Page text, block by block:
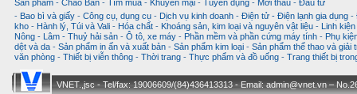
Sản phẩm - Chào Bán - Tìm mua - Khuyến mại - Tuyển dụng - Mời thầu - Đầu tư
- Bao bì và giấy - Công cụ, dụng cụ - Dịch vụ kinh doanh - Điện tử - Điện lạnh gia dụng -
kho - Hành lý, Túi và Vali - Hóa chất - Khoáng sản, kim loại và nguyên vật liệu -
Linh
Nông - Lâm - Thuỷ hải sản - Ô tô, xe máy - Phần mềm và phần cứng máy tính - Phụ
dệt và da - Sản phẩm in ấn và xuất bản - Sản phẩm kim loại - Sản phẩm thể thao và giải
văn phòng - Thiết bị viễn thông - Thời trang - Thực phẩm và đồ uống - Trang thiết bị
VNET.,jsc - Tel/fax: 19006609/(84)436413313 - Email: admin@vnet.vn –